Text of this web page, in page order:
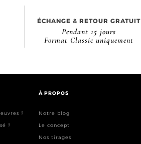
ÉCHANGE & RETOUR GRATUIT
Pendant 15 jours
Format Classic uniquement
?
?
À PROPOS
Notre blog
Le concept
Nos tirages